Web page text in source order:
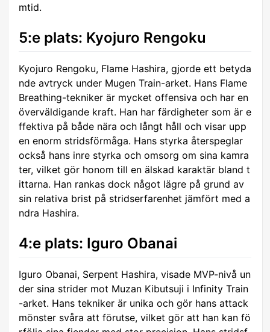
mtid.
5:e plats: Kyojuro Rengoku
Kyojuro Rengoku, Flame Hashira, gjorde ett betyda
nde avtryck under Mugen Train-arket. Hans Flame
Breathing-tekniker är mycket offensiva och har en
överväldigande kraft. Han har färdigheter som är e
ffektiva på både nära och långt håll och visar upp
en enorm stridsförmåga. Hans styrka återspeglar
också hans inre styrka och omsorg om sina kamra
ter, vilket gör honom till en älskad karaktär bland t
ittarna. Han rankas dock något lägre på grund av
sin relativa brist på stridserfarenhet jämfört med a
ndra Hashira.
4:e plats: Iguro Obanai
Iguro Obanai, Serpent Hashira, visade MVP-nivå un
der sina strider mot Muzan Kibutsuji i Infinity Train
-arket. Hans tekniker är unika och gör hans attack
mönster svåra att förutse, vilket gör att han kan fö